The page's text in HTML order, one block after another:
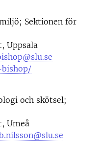
Sektionen för
Uppsala
och skötsel;
Umeå